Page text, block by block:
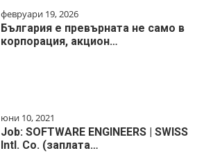
февруари 19, 2026
България е превърната не само в
корпорация, акцион…
юни 10, 2021
Job: SOFTWARE ENGINEERS | SWISS
Intl. Co. (заплата…